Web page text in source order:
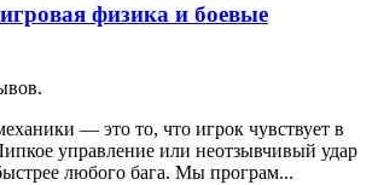
физика и боевые
— это то, что игрок чувствует в
управление или неотзывчивый удар
любого бага. Мы програм...